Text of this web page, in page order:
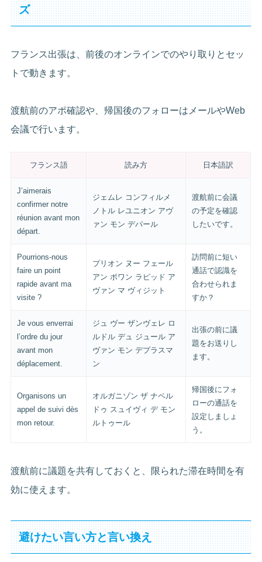
ズ
フランス出張は、前後のオンラインでのやり取りとセッ
トで動きます。
渡航前のアポ確認や、帰国後のフォローはメールやWeb
会議で行います。
フランス語 読み方 日本語訳
J’aimerais
confirmer notre
réunion avant mon
départ.
ジェムレ コンフィルメ
ノトル レユニオン アヴ
ァン モン デパール
渡航前に会議
の予定を確認
したいです。
Pourrions-nous
faire un point
rapide avant ma
visite ?
プリオン ヌー フェール
アン ポワン ラピッド ア
ヴァン マ ヴィジット
訪問前に短い
通話で認識を
合わせられま
すか？
Je vous enverrai
l’ordre du jour
avant mon
déplacement.
ジュ ヴー ザンヴェレ ロ
ルドル デュ ジュール ア
ヴァン モン デプラスマ
ン
出張の前に議
題をお送りし
ます。
Organisons un
appel de suivi dès
mon retour.
オルガニゾン ザ ナペル
ドゥ スュイヴィ デ モン
ルトゥール
帰国後にフォ
ローの通話を
設定しましょ
う。
渡航前に議題を共有しておくと、限られた滞在時間を有
効に使えます。
避けたい言い方と言い換え